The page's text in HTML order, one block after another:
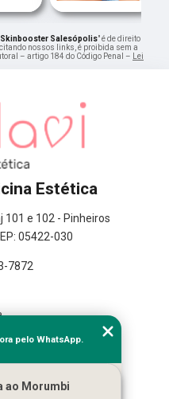
Salesópolis" é de direito
nossos links, é proibida sem a
– artigo 184 do Código Penal –
Lei
Estética
101 e 102 - Pinheiros
05422-030
7872
site
pelo WhatsApp.
ao Morumbi